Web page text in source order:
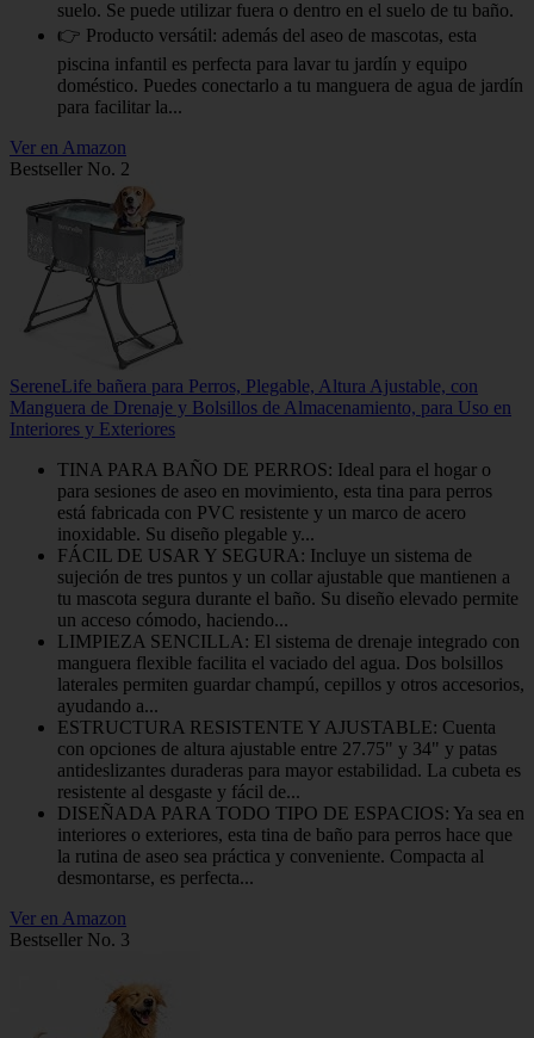
suelo. Se puede utilizar fuera o dentro en el suelo de tu baño.
👉 Producto versátil: además del aseo de mascotas, esta
piscina infantil es perfecta para lavar tu jardín y equipo
doméstico. Puedes conectarlo a tu manguera de agua de jardín
para facilitar la...
Ver en Amazon
Bestseller No. 2
SereneLife bañera para Perros, Plegable, Altura Ajustable, con
Manguera de Drenaje y Bolsillos de Almacenamiento, para Uso en
Interiores y Exteriores
TINA PARA BAÑO DE PERROS: Ideal para el hogar o
para sesiones de aseo en movimiento, esta tina para perros
está fabricada con PVC resistente y un marco de acero
inoxidable. Su diseño plegable y...
FÁCIL DE USAR Y SEGURA: Incluye un sistema de
sujeción de tres puntos y un collar ajustable que mantienen a
tu mascota segura durante el baño. Su diseño elevado permite
un acceso cómodo, haciendo...
LIMPIEZA SENCILLA: El sistema de drenaje integrado con
manguera flexible facilita el vaciado del agua. Dos bolsillos
laterales permiten guardar champú, cepillos y otros accesorios,
ayudando a...
ESTRUCTURA RESISTENTE Y AJUSTABLE: Cuenta
con opciones de altura ajustable entre 27.75" y 34" y patas
antideslizantes duraderas para mayor estabilidad. La cubeta es
resistente al desgaste y fácil de...
DISEÑADA PARA TODO TIPO DE ESPACIOS: Ya sea en
interiores o exteriores, esta tina de baño para perros hace que
la rutina de aseo sea práctica y conveniente. Compacta al
desmontarse, es perfecta...
Ver en Amazon
Bestseller No. 3